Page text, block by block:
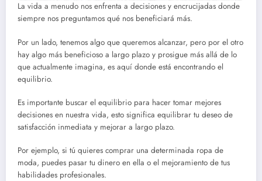
La vida a menudo nos enfrenta a decisiones y encrucijadas donde
siempre nos preguntamos qué nos beneficiará más.
Por un lado, tenemos algo que queremos alcanzar, pero por el otro
hay algo más beneficioso a largo plazo y prosigue más allá de lo
que actualmente imagina, es aquí donde está encontrando el
equilibrio.
Es importante buscar el equilibrio para hacer tomar mejores
decisiones en nuestra vida, esto significa equilibrar tu deseo de
satisfacción inmediata y mejorar a largo plazo.
Por ejemplo, si tú quieres comprar una determinada ropa de
moda, puedes pasar tu dinero en ella o el mejoramiento de tus
habilidades profesionales.